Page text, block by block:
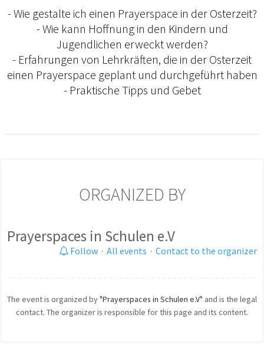
- Wie gestalte ich einen Prayerspace in der Osterzeit?
- Wie kann Hoffnung in den Kindern und
Jugendlichen erweckt werden?
- Erfahrungen von Lehrkräften, die in der Osterzeit
einen Prayerspace geplant und durchgeführt haben
- Praktische Tipps und Gebet
ORGANIZED BY
Prayerspaces in Schulen e.V
Follow · All events · Contact to the organizer
The event is organized by"Prayerspaces in Schulen e.V" and is the legal
contact. The organizer is responsible for this page and its content.